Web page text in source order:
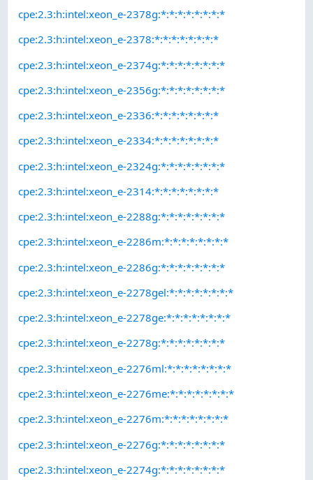
cpe:2.3:h:intel:xeon_e-2378g:*:*:*:*:*:*:*:*
cpe:2.3:h:intel:xeon_e-2378:*:*:*:*:*:*:*:*
cpe:2.3:h:intel:xeon_e-2374g:*:*:*:*:*:*:*:*
cpe:2.3:h:intel:xeon_e-2356g:*:*:*:*:*:*:*:*
cpe:2.3:h:intel:xeon_e-2336:*:*:*:*:*:*:*:*
cpe:2.3:h:intel:xeon_e-2334:*:*:*:*:*:*:*:*
cpe:2.3:h:intel:xeon_e-2324g:*:*:*:*:*:*:*:*
cpe:2.3:h:intel:xeon_e-2314:*:*:*:*:*:*:*:*
cpe:2.3:h:intel:xeon_e-2288g:*:*:*:*:*:*:*:*
cpe:2.3:h:intel:xeon_e-2286m:*:*:*:*:*:*:*:*
cpe:2.3:h:intel:xeon_e-2286g:*:*:*:*:*:*:*:*
cpe:2.3:h:intel:xeon_e-2278gel:*:*:*:*:*:*:*:*
cpe:2.3:h:intel:xeon_e-2278ge:*:*:*:*:*:*:*:*
cpe:2.3:h:intel:xeon_e-2278g:*:*:*:*:*:*:*:*
cpe:2.3:h:intel:xeon_e-2276ml:*:*:*:*:*:*:*:*
cpe:2.3:h:intel:xeon_e-2276me:*:*:*:*:*:*:*:*
cpe:2.3:h:intel:xeon_e-2276m:*:*:*:*:*:*:*:*
cpe:2.3:h:intel:xeon_e-2276g:*:*:*:*:*:*:*:*
cpe:2.3:h:intel:xeon_e-2274g:*:*:*:*:*:*:*:*